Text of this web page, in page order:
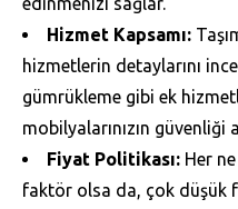
Hizmet Kapsamı:
hizmetlerin detaylarını
gümrükleme gibi ek
mobilyalarınızın güvenliği
Fiyat Politikası: Her
faktör olsa da, çok düşük